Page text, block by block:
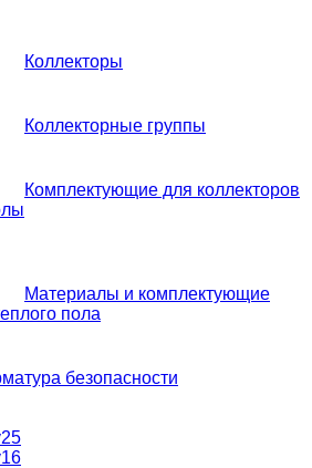
Коллекторы
Коллекторные группы
Комплектующие для коллекторов
Материалы и комплектующие
пола
безопасности